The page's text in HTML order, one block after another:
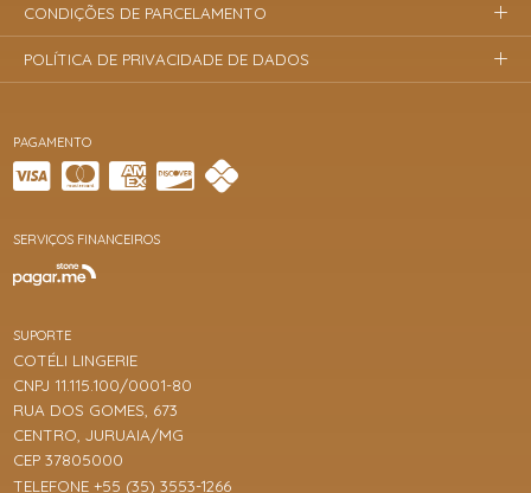
PAGAMENTO
SERVIÇOS FINANCEIROS
SUPORTE
COTÉLI LINGERIE
CNPJ 11.115.100/0001-80
RUA DOS GOMES, 673
CENTRO, JURUAIA/MG
CEP 37805000
TELEFONE +55 (35) 3553-1266
CONDIÇÕES DE PARCELAMENTO
POLÍTICA DE PRIVACIDADE DE DADOS